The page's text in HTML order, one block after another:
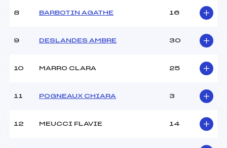
Ouvreurs D :
Météo :
BEAU
DURE
Nombre de portes :
26
Traceur :
REYNIER PATRICK (AP)
GIBERT NOELINE (AP)
CHARRON FANNY (AP)
8 BARBOTIN AGATHE 16
9 DESLANDES AMBRE 30
10 MARRO CLARA 25
11 POGNEAUX CHIARA 3
12 MEUCCI FLAVIE 14